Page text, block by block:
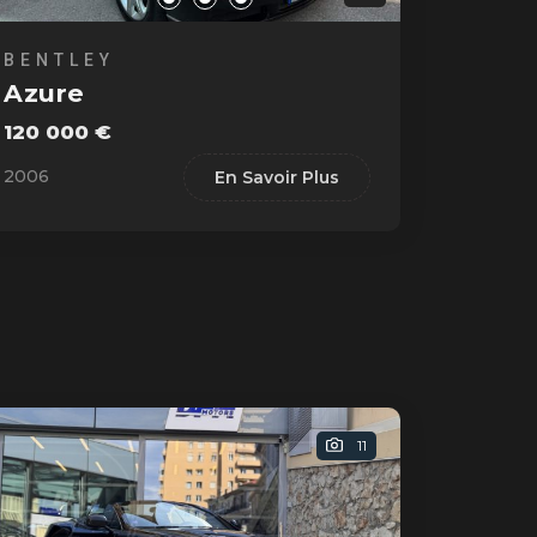
BENTLEY
Azure
120 000 €
2006 En Savoir Plus
11